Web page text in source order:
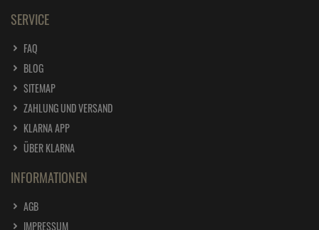
SERVICE
FAQ
BLOG
SITEMAP
ZAHLUNG UND VERSAND
KLARNA APP
ÜBER KLARNA
INFORMATIONEN
AGB
IMPRESSUM